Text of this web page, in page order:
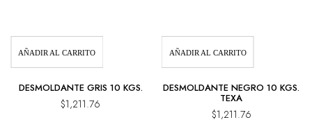
AÑADIR AL CARRITO
DESMOLDANTE GRIS 10 KGS.
$1,211.76
AÑADIR AL CARRITO
DESMOLDANTE NEGRO 10 KGS.
TEXA
$1,211.76